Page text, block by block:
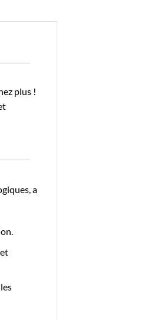
plus !
a